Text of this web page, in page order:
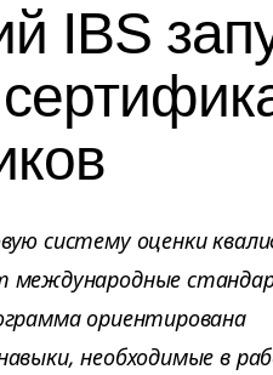
IBS
систему оценки
международные
ориентирована
необходимые в